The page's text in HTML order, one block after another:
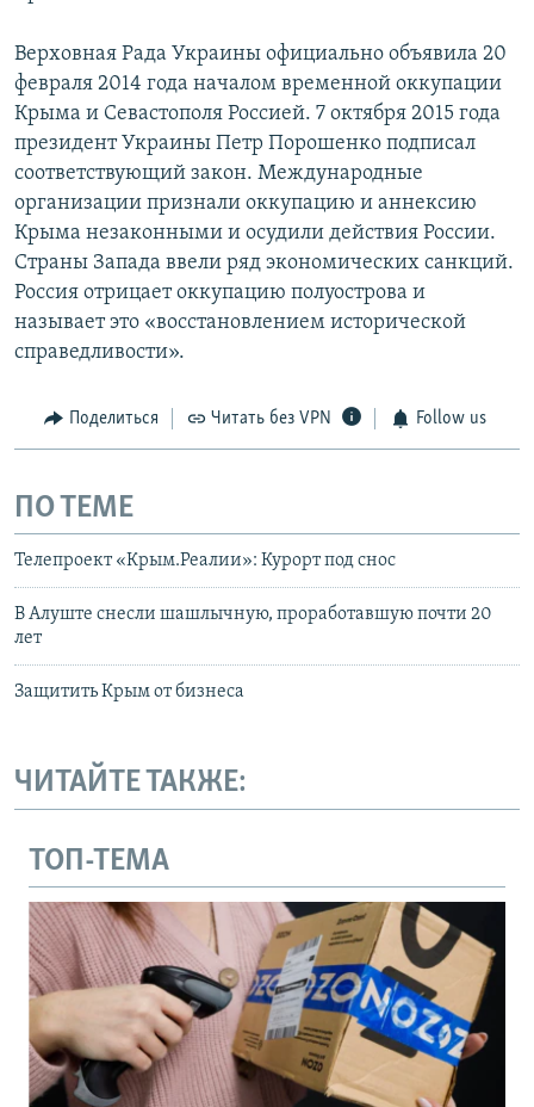
Верховная Рада Украины официально объявила 20
февраля 2014 года началом временной оккупации
Крыма и Севастополя Россией. 7 октября 2015 года
президент Украины Петр Порошенко подписал
соответствующий закон. Международные
организации признали оккупацию и аннексию
Крыма незаконными и осудили действия России.
Страны Запада ввели ряд экономических санкций.
Россия отрицает оккупацию полуострова и
называет это «восстановлением исторической
справедливости».
Поделиться Читать без VPN Follow us
ПО ТЕМЕ
Телепроект «Крым.Реалии»: Курорт под снос
В Алуште снесли шашлычную, проработавшую почти 20
лет
Защитить Крым от бизнеса
ЧИТАЙТЕ ТАКЖЕ:
ТОП-ТЕМА